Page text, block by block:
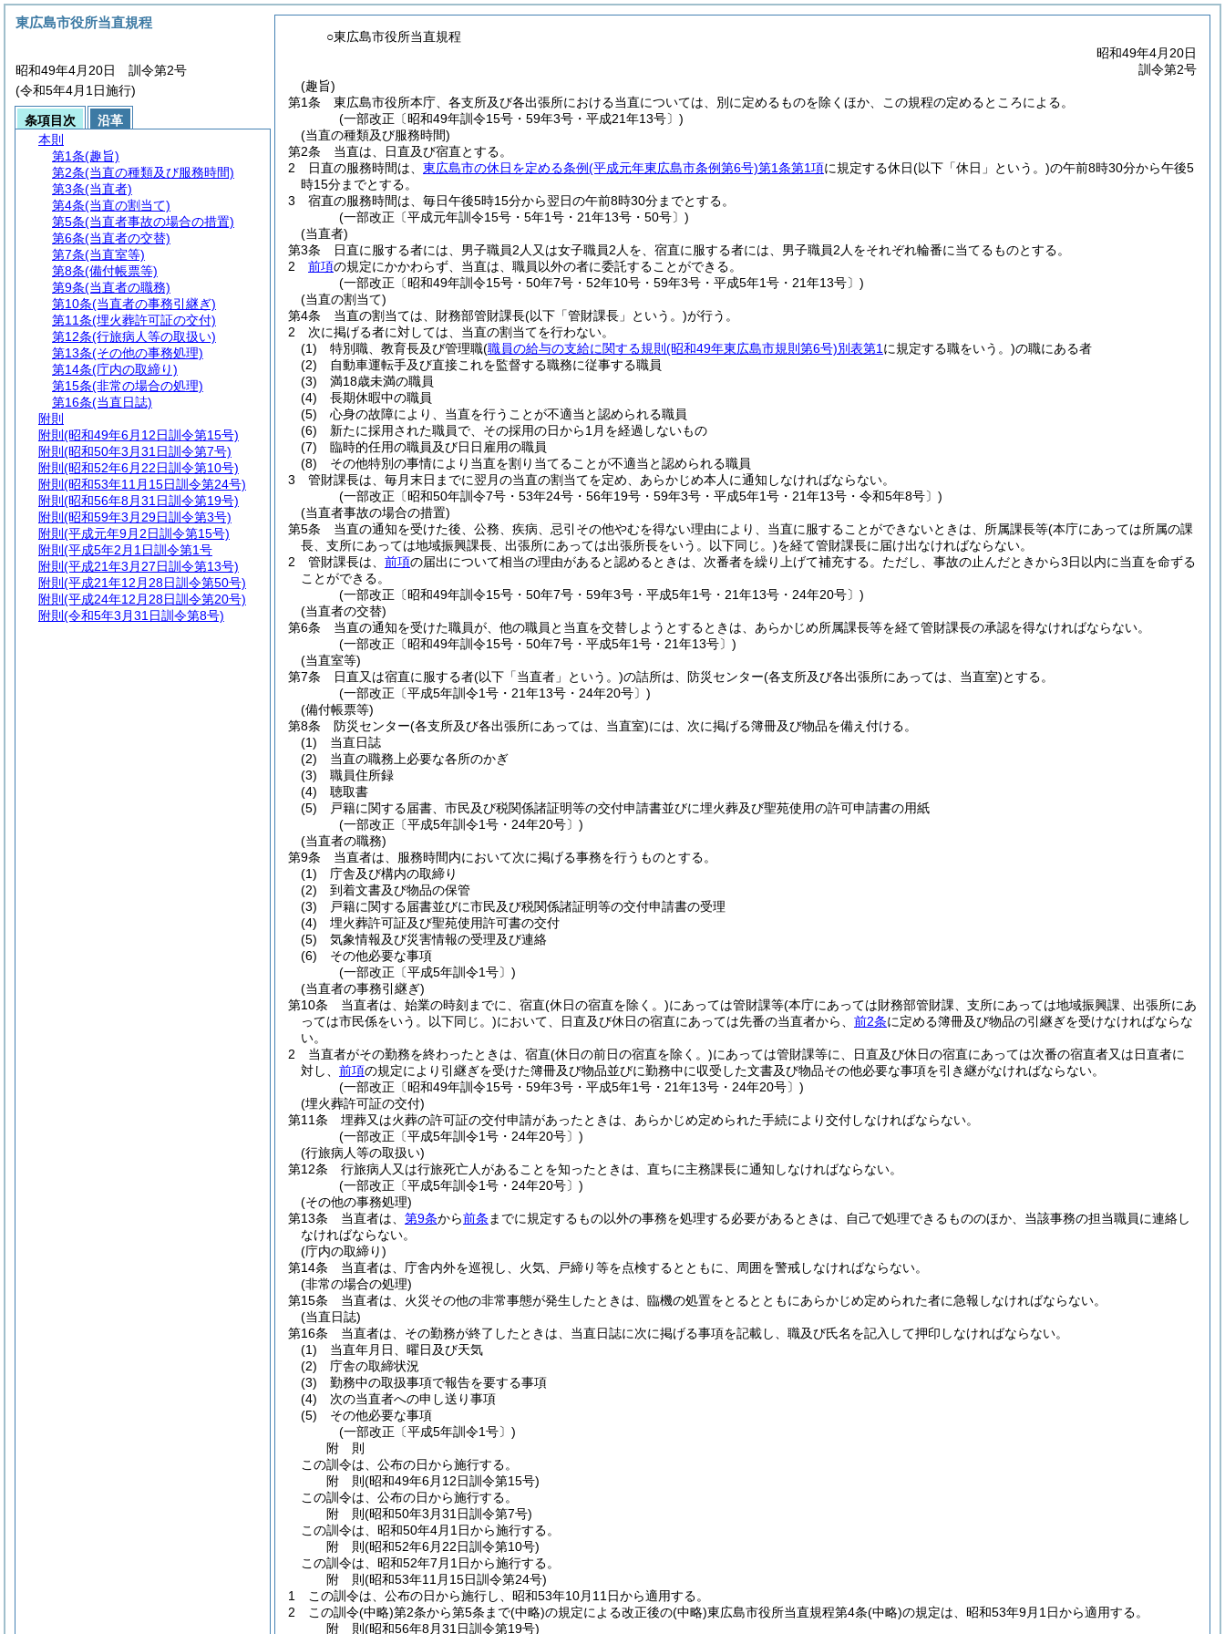
○東広島市役所当直規程
昭和49年4月20日
訓令第2号
(趣旨)
第1条
東広島市役所本庁、各支所及び各出張所における当直については、別に定めるものを除くほか、この規程の定めるところによる。
(一部改正〔昭和49年訓令15号・59年3号・平成21年13号〕)
(当直の種類及び服務時間)
第2条
当直は、日直及び宿直とする。
2
日直の服務時間は、 東広島市の休日を定める条例(平成元年東広島市条例第6号)第1条第1項に規定する休日(以下「休日」という。)の午前8時30分から午後5
時15分までとする。
3
宿直の服務時間は、毎日午後5時15分から翌日の午前8時30分までとする。
(一部改正〔平成元年訓令15号・5年1号・21年13号・50号〕)
(当直者)
第3条
日直に服する者には、男子職員2人又は女子職員2人を、宿直に服する者には、男子職員2人をそれぞれ輪番に当てるものとする。
2
前項の規定にかかわらず、当直は、職員以外の者に委託することができる。
(一部改正〔昭和49年訓令15号・50年7号・52年10号・59年3号・平成5年1号・21年13号〕)
(当直の割当て)
第4条
当直の割当ては、財務部管財課長(以下「管財課長」という。)が行う。
2
次に掲げる者に対しては、当直の割当てを行わない。
(1)
特別職、教育長及び管理職(職員の給与の支給に関する規則 (昭和49年東広島市規則第6号)別表第1 に規定する職をいう。)の職にある者
(2)
自動車運転手及び直接これを監督する職務に従事する職員
(3)
満18歳未満の職員
(4)
長期休暇中の職員
(5)
心身の故障により、当直を行うことが不適当と認められる職員
(6)
新たに採用された職員で、その採用の日から1月を経過しないもの
(7)
臨時的任用の職員及び日日雇用の職員
(8)
その他特別の事情により当直を割り当てることが不適当と認められる職員
3
管財課長は、毎月末日までに翌月の当直の割当てを定め、あらかじめ本人に通知しなければならない。
(一部改正〔昭和50年訓令7号・53年24号・56年19号・59年3号・平成5年1号・21年13号・令和5年8号〕)
(当直者事故の場合の措置)
第5条
当直の通知を受けた後、公務、疾病、忌引その他やむを得ない理由により、当直に服することができないときは、所属課長等(本庁にあっては所属の課
長、支所にあっては地域振興課長、出張所にあっては出張所長をいう。以下同じ。)を経て管財課長に届け出なければならない。
2
管財課長は、 前項の届出について相当の理由があると認めるときは、次番者を繰り上げて補充する。 ただし、事故の止んだときから3日以内に当直を命ずる
ことができる。
(一部改正〔昭和49年訓令15号・50年7号・59年3号・平成5年1号・21年13号・24年20号〕)
(当直者の交替)
第6条
当直の通知を受けた職員が、他の職員と当直を交替しようとするときは、あらかじめ所属課長等を経て管財課長の承認を得なければならない。
(一部改正〔昭和49年訓令15号・50年7号・平成5年1号・21年13号〕)
(当直室等)
第7条
日直又は宿直に服する者(以下「当直者」という。)の詰所は、防災センター(各支所及び各出張所にあっては、当直室)とする。
(一部改正〔平成5年訓令1号・21年13号・24年20号〕)
(備付帳票等)
第8条
防災センター(各支所及び各出張所にあっては、当直室)には、次に掲げる簿冊及び物品を備え付ける。
(1)
当直日誌
(2)
当直の職務上必要な各所のかぎ
(3)
職員住所録
(4)
聴取書
(5)
戸籍に関する届書、市民及び税関係諸証明等の交付申請書並びに埋火葬及び聖苑使用の許可申請書の用紙
(一部改正〔平成5年訓令1号・24年20号〕)
(当直者の職務)
第9条
当直者は、服務時間内において次に掲げる事務を行うものとする。
(1)
庁舎及び構内の取締り
(2)
到着文書及び物品の保管
(3)
戸籍に関する届書並びに市民及び税関係諸証明等の交付申請書の受理
(4)
埋火葬許可証及び聖苑使用許可書の交付
(5)
気象情報及び災害情報の受理及び連絡
(6)
その他必要な事項
(一部改正〔平成5年訓令1号〕)
(当直者の事務引継ぎ)
第10条
当直者は、始業の時刻までに、宿直(休日の宿直を除く。)にあっては管財課等(本庁にあっては財務部管財課、支所にあっては地域振興課、出張所にあ
っては市民係をいう。以下同じ。)において、日直及び休日の宿直にあっては先番の当直者から、 前2条に定める簿冊及び物品の引継ぎを受けなければならな
い。
2
当直者がその勤務を終わったときは、宿直(休日の前日の宿直を除く。)にあっては管財課等に、日直及び休日の宿直にあっては次番の宿直者又は日直者に
対し、 前項の規定により引継ぎを受けた簿冊及び物品並びに勤務中に収受した文書及び物品その他必要な事項を引き継がなければならない。
(一部改正〔昭和49年訓令15号・59年3号・平成5年1号・21年13号・24年20号〕)
(埋火葬許可証の交付)
第11条
埋葬又は火葬の許可証の交付申請があったときは、あらかじめ定められた手続により交付しなければならない。
(一部改正〔平成5年訓令1号・24年20号〕)
(行旅病人等の取扱い)
第12条
行旅病人又は行旅死亡人があることを知ったときは、直ちに主務課長に通知しなければならない。
(一部改正〔平成5年訓令1号・24年20号〕)
(その他の事務処理)
第13条
当直者は、 第9条から前条 までに規定するもの以外の事務を処理する必要があるときは、自己で処理できるもののほか、当該事務の担当職員に連絡し
なければならない。
(庁内の取締り)
第14条
当直者は、庁舎内外を巡視し、火気、戸締り等を点検するとともに、周囲を警戒しなければならない。
(非常の場合の処理)
第15条
当直者は、火災その他の非常事態が発生したときは、臨機の処置をとるとともにあらかじめ定められた者に急報しなければならない。
(当直日誌)
第16条
当直者は、その勤務が終了したときは、当直日誌に次に掲げる事項を記載し、職及び氏名を記入して押印しなければならない。
(1)
当直年月日、曜日及び天気
(2)
庁舎の取締状況
(3)
勤務中の取扱事項で報告を要する事項
(4)
次の当直者への申し送り事項
(5)
その他必要な事項
(一部改正〔平成5年訓令1号〕)
附 則
この訓令は、公布の日から施行する。
附 則(昭和49年6月12日訓令第15号)
この訓令は、公布の日から施行する。
附 則(昭和50年3月31日訓令第7号)
この訓令は、昭和50年4月1日から施行する。
附 則(昭和52年6月22日訓令第10号)
この訓令は、昭和52年7月1日から施行する。
附 則(昭和53年11月15日訓令第24号)
1
この訓令は、公布の日から施行し、昭和53年10月11日から適用する。
2
この訓令(中略)第2条から第5条まで(中略)の規定による改正後の(中略)東広島市役所当直規程第4条(中略)の規定は、昭和53年9月1日から適用する。
附 則(昭和56年8月31日訓令第19号)
東広島市役所当直規程
昭和49年4月20日 訓令第2号
(令和5年4月1日施行)
条項目次
沿革
本則
第1条(趣旨)
第2条(当直の種類及び服務時間)
第3条(当直者)
第4条(当直の割当て)
第5条(当直者事故の場合の措置)
第6条(当直者の交替)
第7条(当直室等)
第8条(備付帳票等)
第9条(当直者の職務)
第10条(当直者の事務引継ぎ)
第11条(埋火葬許可証の交付)
第12条(行旅病人等の取扱い)
第13条(その他の事務処理)
第14条(庁内の取締り)
第15条(非常の場合の処理)
第16条(当直日誌)
附則
附則 (昭和49年6月12日訓令第15号)
附則 (昭和50年3月31日訓令第7号)
附則 (昭和52年6月22日訓令第10号)
附則 (昭和53年11月15日訓令第24号)
附則 (昭和56年8月31日訓令第19号)
附則 (昭和59年3月29日訓令第3号)
附則 (平成元年9月2日訓令第15号)
附則 (平成5年2月1日訓令第1号
附則 (平成21年3月27日訓令第13号)
附則 (平成21年12月28日訓令第50号)
附則 (平成24年12月28日訓令第20号)
附則 (令和5年3月31日訓令第8号)